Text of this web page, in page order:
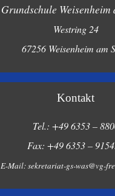
Grundschule Weisenheim
Westring 24
67256 Weisenheim am
Kontakt
Tel.: +49 6353 –
Fax: +49 6353 –
E-Mail:sekretariat-gs-was@vg-